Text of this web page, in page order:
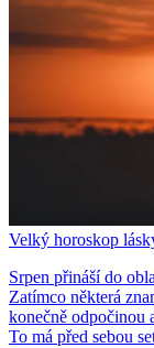
Velký horoskop
Srpen přináší do
Zatímco některá
konečně odpočinou
To má před sebou